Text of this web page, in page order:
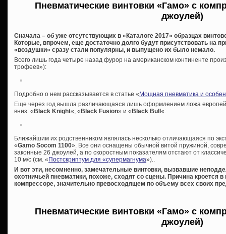
Пневматические винтовки «Гамо» с
джоулей)
Сначала – об уже отсутствующих в «Каталоге 2017» образцах
Которые, впрочем, еще достаточно долго будут присутствовать на
«воздушки» сразу стали популярны, и выпущено их было немало.
Всего лишь года четыре назад фурор на американском континенте
трофеев»):
Подробно о нем рассказывается в статье « Мощная пневматика и
Еще через год вышла различающаяся лишь оформлением ложа
вниз: « Black Knight«, « Black Fusion» и « Black Bull «:
Ближайшим их родственником являлась несколько отличающаяся по
«Gamo Socom 1100». Все они оснащены обычной витой пружиной,
законные 26 джоулей, а по скоростным показателям отстают от
10 м/с (см. « Постскриптум для «супермагнума»)..
И вот эти, несомненно, замечательные винтовки, вызвавшие
охотничьей пневматики, похоже, сходят со сцены. Причина кроется
компрессоре, значительно превосходящем по объему всех своих
Пневматические винтовки «Гамо» с
джоулей)